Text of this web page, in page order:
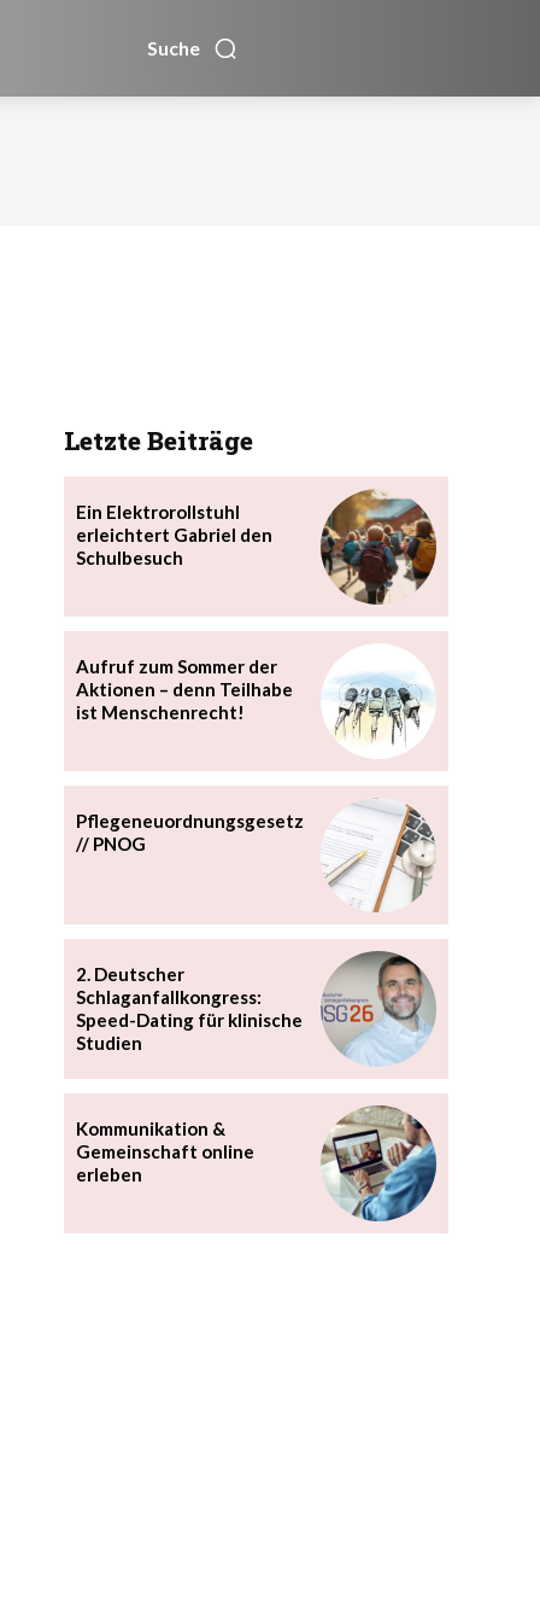
Suche
Letzte Beiträge
Ein Elektrorollstuhl
erleichtert Gabriel den
Schulbesuch
Aufruf zum Sommer der
Aktionen – denn Teilhabe
ist Menschenrecht!
Pflegeneuordnungsgesetz
// PNOG
2. Deutscher
Schlaganfallkongress:
Speed-Dating für klinische
Studien
Kommunikation &
Gemeinschaft online
erleben